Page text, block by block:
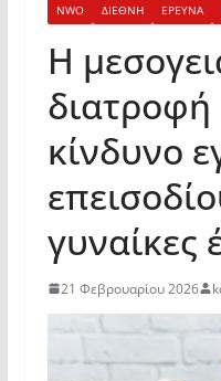
NWO ΔΙΕΘΝΗ ΕΡΕΥΝΑ
Η
διατροφή
κίνδυνο
γυναίκες
21 Φεβρουαρίου 2026